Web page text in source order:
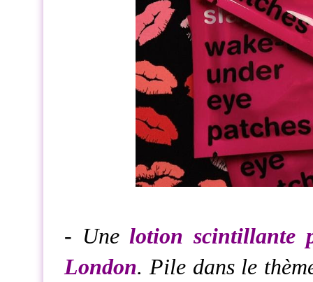
- Unelotion scintillante
London. Pile dans le